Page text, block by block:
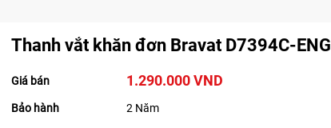
Thanh vắt khăn đơn Bravat D7394C-ENG
Giá bán 1.290.000 VND
Bảo hành 2 Năm